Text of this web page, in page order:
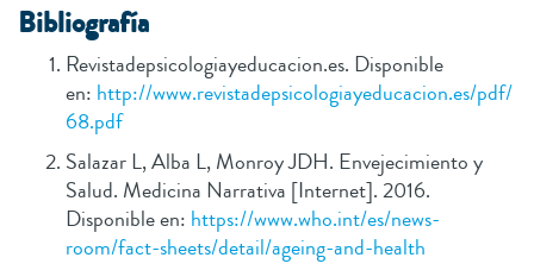
Bibliografía
Revistadepsicologiayeducacion.es. Disponible
en: http://www.revistadepsicologiayeducacion.es/pdf/
68.pdf
Salazar L, Alba L, Monroy JDH. Envejecimiento y
Salud. Medicina Narrativa [Internet]. 2016.
Disponible en: https://www.who.int/es/news-
room/fact-sheets/detail/ageing-and-health